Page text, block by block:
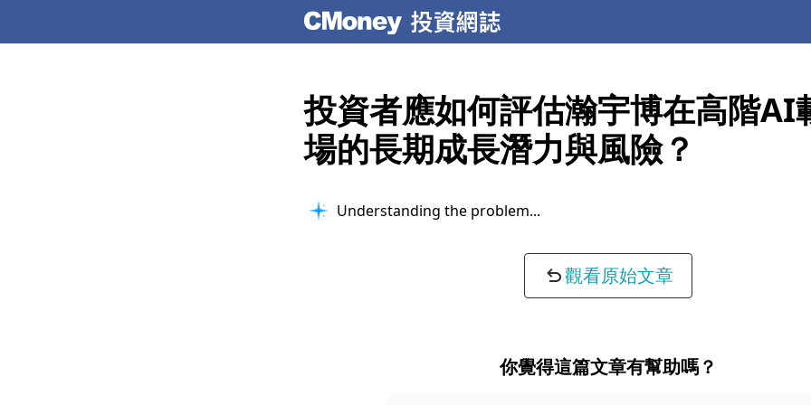
投資者應如何評估瀚宇博在高階AI
場的長期成長潛力與風險？
Understanding the problem...
觀看原始文章
你覺得這篇文章有幫助嗎？